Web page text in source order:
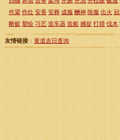
作梁 作灶 安香 安葬 成服 酬神 除服 出火
断蚁 塑绘 习艺 造车器 造船 捕捉 打猎 伐木
友情链接：黄道吉日查询